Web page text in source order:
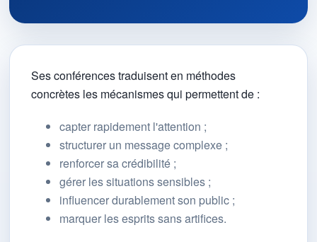
Ses conférences traduisent en méthodes
concrètes les mécanismes qui permettent de :
capter rapidement l'attention ;
structurer un message complexe ;
renforcer sa crédibilité ;
gérer les situations sensibles ;
influencer durablement son public ;
marquer les esprits sans artifices.